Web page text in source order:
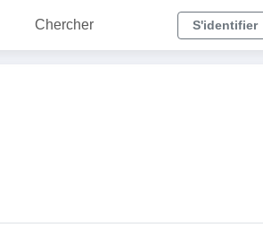
Chercher S'identifier